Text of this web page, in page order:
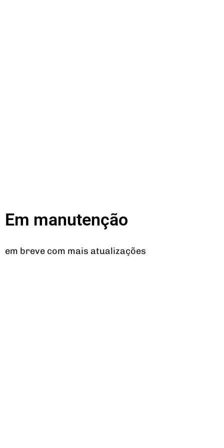
Em manutenção
em breve com mais atualizações